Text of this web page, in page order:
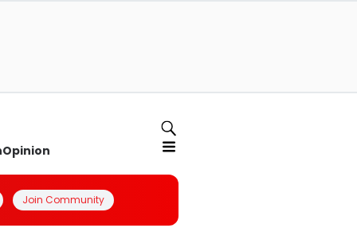
Opinion
Join Community